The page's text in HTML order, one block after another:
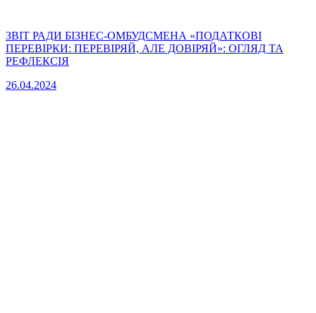
ЗВІТ РАДИ БІЗНЕС-ОМБУДСМЕНА «ПОДАТКОВІ
ПЕРЕВІРКИ: ПЕРЕВІРЯЙ, АЛЕ ДОВІРЯЙ»: ОГЛЯД ТА
РЕФЛЕКСІЯ
26.04.2024